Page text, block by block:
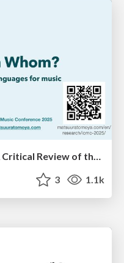
Hiding What from Whom? A Critical Review of the History of Programming languages for Music
3 1.1k